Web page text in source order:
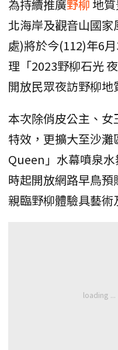
為持續推廣野柳 地
北海岸及觀音山國
處)將於今(112)年6
理「2023野柳石光
開放民眾夜訪野柳地
本次除俏皮公主、
特效，更擴大至沙
Queen」水幕噴泉
時起開放網路早鳥預
親臨野柳體驗具藝術